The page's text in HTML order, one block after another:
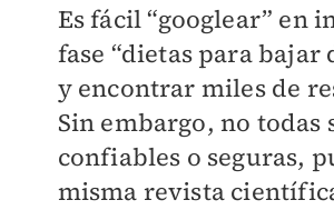
Es fácil “googlear” en
fase “dietas para bajar
y encontrar miles de
Sin embargo, no todas
confiables o seguras,
misma revista